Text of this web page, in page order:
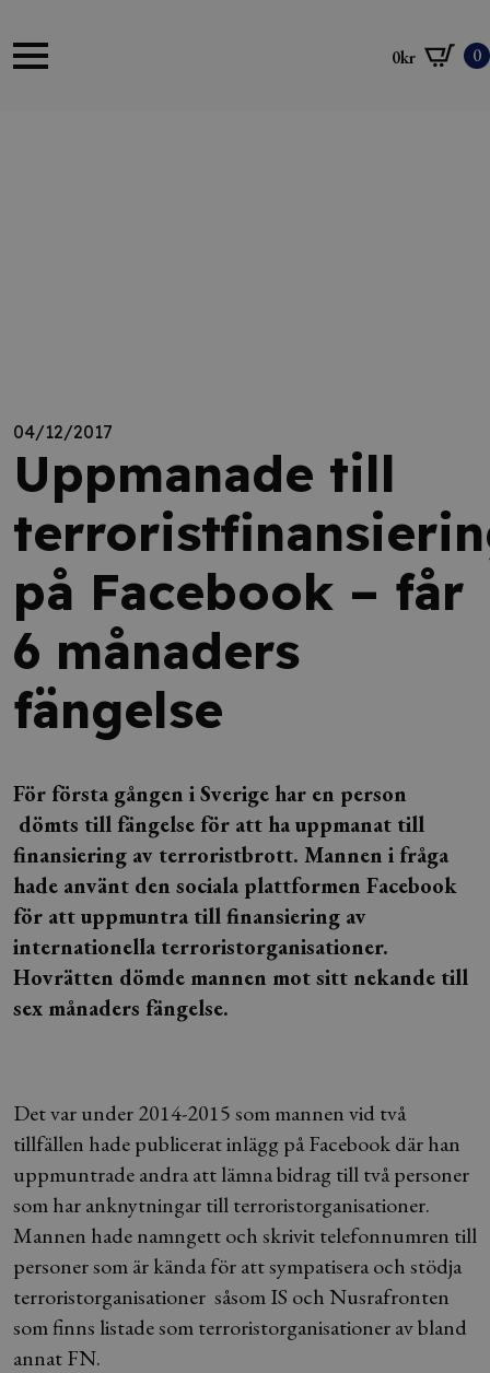
0kr 0
04/12/2017
Uppmanade till
på Facebook – får
6 månaders
fängelse
För första gången i Sverige har en person
dömts till fängelse för att ha uppmanat till
finansiering av terroristbrott. Mannen i fråga
hade använt den sociala plattformen Facebook
för att uppmuntra till finansiering av
internationella terroristorganisationer.
Hovrätten dömde mannen mot sitt nekande till
sex månaders fängelse.
Det var under 2014-2015 som mannen vid två
tillfällen hade publicerat inlägg på Facebook där han
uppmuntrade andra att lämna bidrag till två personer
som har anknytningar till terroristorganisationer.
Mannen hade namngett och skrivit telefonnumren till
personer som är kända för att sympatisera och stödja
terroristorganisationer såsom IS och Nusrafronten
som finns listade som terroristorganisationer av bland
annat FN.